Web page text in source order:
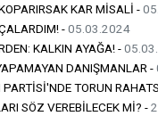
KAR MİSALİ -
-05.03.2024
KALKIN AYAĞA! -
DANIŞMANLAR -
PARTİSİ'NDE TORUN
SÖZ VEREBİLECEK Mİ? -